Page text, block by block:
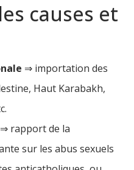
causes et
⇒ importation des
Haut Karabakh,
⇒ rapport de la
sur les abus sexuels